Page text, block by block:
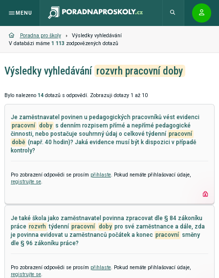
MENU
Poradna pro školy
Výsledky vyhledávání
V databázi máme 1 113 zodpovězených dotazů
Výsledky vyhledávání rozvrh pracovní doby
Bylo nalezeno 14 dotazů s odpovědí. Zobrazuji dotazy 1 až 10
Je zaměstnavatel povinen u pedagogických pracovníků vést evidenci
pracovní doby s denním rozpisem přímé a nepřímé pedagogické
činnosti, nebo postačuje souhrnný údaj o celkové týdenní pracovní
době (např. 40 hodin)? Jaká evidence musí být k dispozici v případě
kontroly?
Pro zobrazení odpovědi se prosím přihlaste. Pokud nemáte přihlašovací údaje,
registrujte se.
Je také škola jako zaměstnavatel povinna zpracovat dle § 84 zákoníku
práce rozvrh týdenní pracovní doby pro své zaměstnance a dále, zda
je povinna evidovat u zaměstnanců počátek a konec pracovní směny
dle § 96 zákoníku práce?
Pro zobrazení odpovědi se prosím přihlaste. Pokud nemáte přihlašovací údaje,
registrujte se.